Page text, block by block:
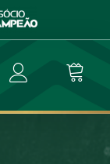
195